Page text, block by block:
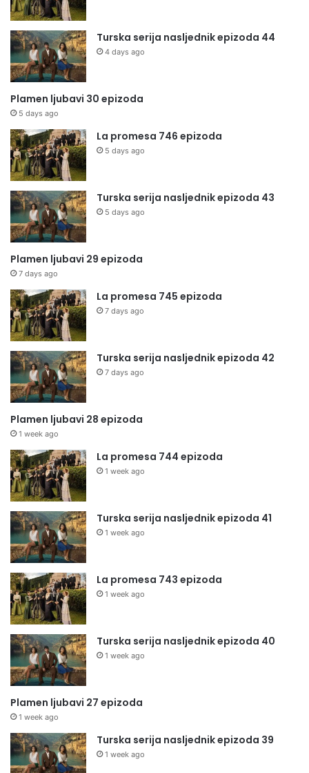
Turska serija nasljednik epizoda 44
4 days ago
Plamen ljubavi 30 epizoda
5 days ago
La promesa 746 epizoda
5 days ago
Turska serija nasljednik epizoda 43
5 days ago
Plamen ljubavi 29 epizoda
7 days ago
La promesa 745 epizoda
7 days ago
Turska serija nasljednik epizoda 42
7 days ago
Plamen ljubavi 28 epizoda
1 week ago
La promesa 744 epizoda
1 week ago
Turska serija nasljednik epizoda 41
1 week ago
La promesa 743 epizoda
1 week ago
Turska serija nasljednik epizoda 40
1 week ago
Plamen ljubavi 27 epizoda
1 week ago
Turska serija nasljednik epizoda 39
1 week ago